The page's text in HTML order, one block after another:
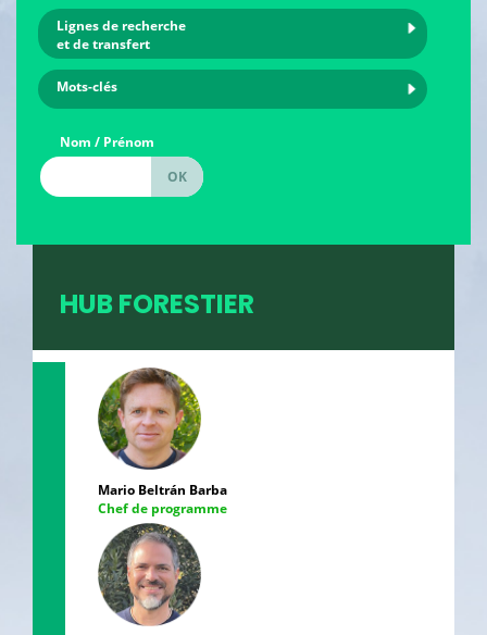
Lignes de recherche
et de transfert
Mots-clés
Nom / Prénom
HUB FORESTIER
Mario Beltrán Barba
Chef de programme